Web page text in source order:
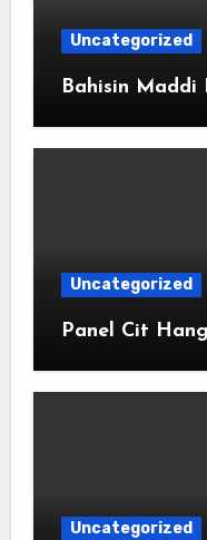
Uncategorized
Bahisin Maddi
Uncategorized
Panel Cit
Uncategorized